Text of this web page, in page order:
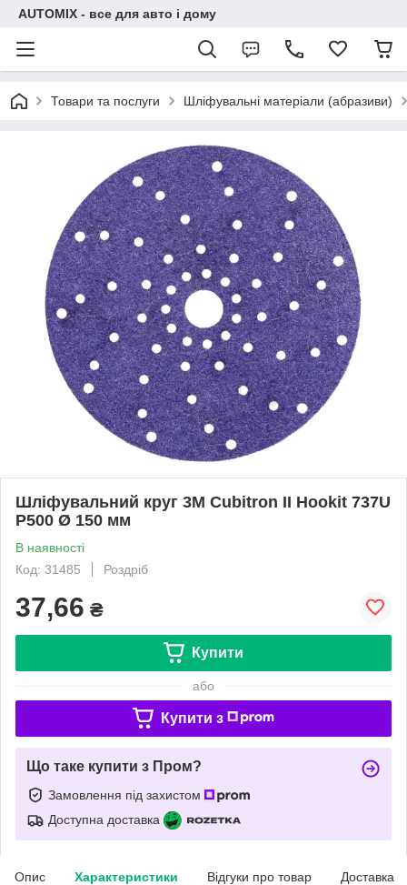
AUTOMIX - все для авто і дому
Товари та послуги Шліфувальні матеріали (абразиви)
Шліфувальний круг 3M Cubitron II Hookit 737U
P500 Ø 150 мм
В наявності
Код: 31485
Роздріб
37,66 ₴
Купити
або
Купити з
Що таке купити з Пром?
Замовлення під захистом
Доступна доставка
Опис Характеристики Відгуки про товар Доставка